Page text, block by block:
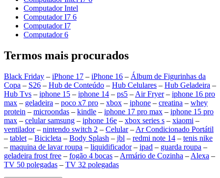
Computador Intel
Computador I7 6
Computador I7
Computador 6
Termos mais procurados
Black Friday – iPhone 17 – iPhone 16 – Álbum de Figurinhas da
Copa – S26 – Hub de Conteúdo – Hub Celulares – Hub Geladeira –
Hub Tvs – iphone 15 – iphone 14 – ps5 – Air Fryer– iphone 16 pro
max – geladeira – poco x7 pro – xbox – iphone – creatina – whey
protein – microondas – kindle – iphone 17 pro max – iphone 15 pro
max – celular samsung – iphone 16e – xbox series s – xiaomi –
ventilador– nintendo switch 2 – Celular– Ar Condicionado Portátil
– tablet – Bicicleta – Body Splash – jbl – redmi note 14 – tenis nike
– maquina de lavar roupa – liquidificador– ipad – guarda roupa –
geladeira frost free – fogão 4 bocas – Armário de Cozinha – Alexa –
TV 50 polegadas – TV 32 polegadas